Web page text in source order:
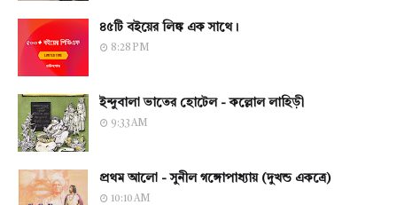
৪৫টি বইয়ের লিঙ্ক এক সাথে।
8:28 PM
ইন্দুবালা ভাতের হোটেল - কল্লোল লাহিড়ী
9:33 AM
প্রথম আলো - সুনীল গঙ্গোপাধ্যায় (দুখন্ড একত্রে)
10:10 AM